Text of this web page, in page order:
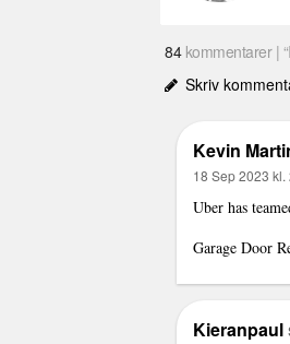
84kommentarer |
Skriv
Kevin
18 Sep 2023 kl.
Uber has
Garage Door
Kieranpaul